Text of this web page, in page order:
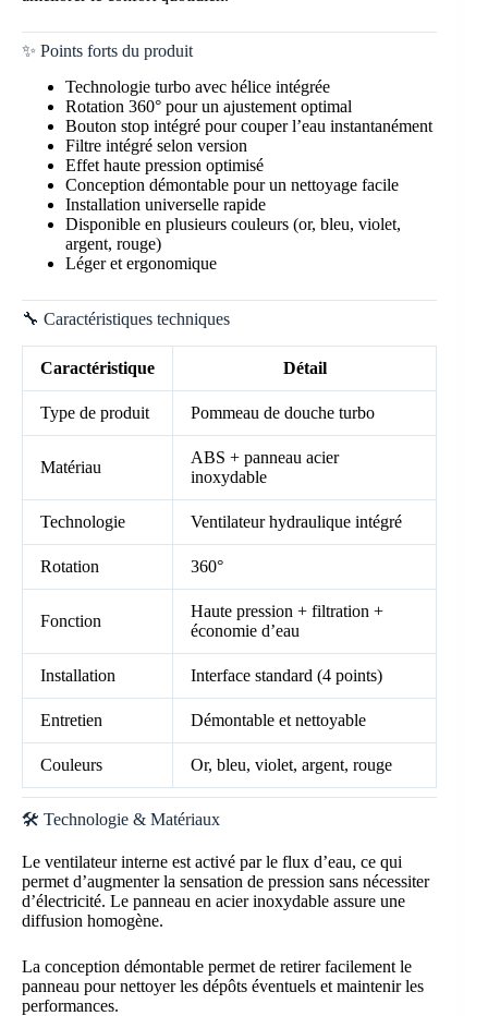
✨ Points forts du produit
Technologie turbo avec hélice intégrée
Rotation 360° pour un ajustement optimal
Bouton stop intégré pour couper l’eau instantanément
Filtre intégré selon version
Effet haute pression optimisé
Conception démontable pour un nettoyage facile
Installation universelle rapide
Disponible en plusieurs couleurs (or, bleu, violet,
argent, rouge)
Léger et ergonomique
🔧 Caractéristiques techniques
Caractéristique Détail
Type de produit Pommeau de douche turbo
Matériau
ABS + panneau acier
inoxydable
Technologie Ventilateur hydraulique intégré
Rotation 360°
Fonction
Haute pression + filtration +
économie d’eau
Installation Interface standard (4 points)
Entretien Démontable et nettoyable
Couleurs Or, bleu, violet, argent, rouge
🛠️ Technologie & Matériaux
Le ventilateur interne est activé par le flux d’eau, ce qui
permet d’augmenter la sensation de pression sans nécessiter
d’électricité. Le panneau en acier inoxydable assure une
diffusion homogène.
La conception démontable permet de retirer facilement le
panneau pour nettoyer les dépôts éventuels et maintenir les
performances.